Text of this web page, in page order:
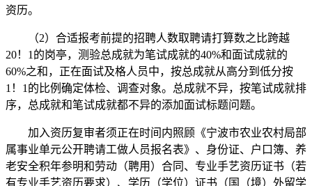
资历。
（2）合适报考前提的招聘人数取聘请打算数之比跨越
20！1的岗亭，测验总成就为笔试成就的40%和面试成就的
60%之和，正在面试及格人员中，按总成就从高分到低分按
1！1的比例确定体检、调查对象。总成就不异，按笔试成就排
序，总成就和笔试成就都不异的添加面试标题问题。
加入资历复审者须正在时间内照顾《宁波市农业农村局部
属事业单元公开聘请工做人员报名表》、身份证、户口簿、养
老安全积年参明和劳动（聘用）合同、专业手艺资历证书（若
有专业手艺资历要求）、学历（学位）证书（国（境）外留学